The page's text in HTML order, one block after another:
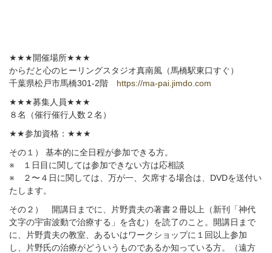
★★★開催場所★★★
からだと心のヒーリングスタジオ真南風（馬橋駅東口すぐ）
千葉県松戸市馬橋301-2階 https://ma-pai.jimdo.com
★★★募集人員★★★
８名（催行催行人数２名）
★★参加資格： ★★★
その１） 基本的に全日程が参加できる方。
※ １日目に関しては参加できない方は応相談
※ ２〜４日に関しては、万が一、欠席する場合は、 DVDを送付い
たします。
その２） 開講日までに、片野貴夫の著書２冊以上（新刊「神代
文字の宇宙波動で治療する」を含む）を読了のこと。開講日まで
に、片野貴夫の教室、あるいはワークショップに１回以上参加
し、片野氏の治療がどういうものであるか知っている方。（遠方